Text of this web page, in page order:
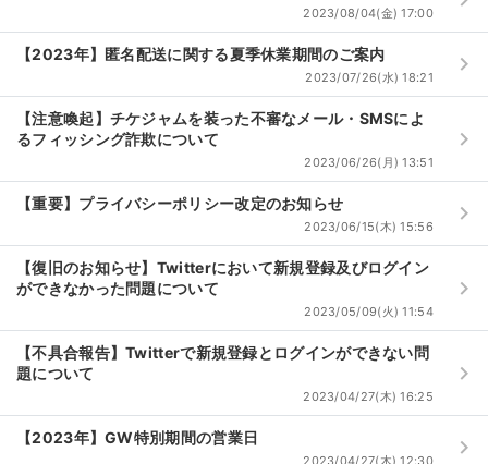
2023/08/04(金) 17:00
【2023年】匿名配送に関する夏季休業期間のご案内
2023/07/26(水) 18:21 keyboard_arrow_right
【注意喚起】チケジャムを装った不審なメール・SMSによ
るフィッシング詐欺について
2023/06/26(月) 13:51
keyboard_arrow_right
【重要】プライバシーポリシー改定のお知らせ
2023/06/15(木) 15:56 keyboard_arrow_right
【復旧のお知らせ】Twitterにおいて新規登録及びログイン
ができなかった問題について
2023/05/09(火) 11:54
keyboard_arrow_right
【不具合報告】Twitterで新規登録とログインができない問
題について
2023/04/27(木) 16:25
keyboard_arrow_right
【2023年】GW特別期間の営業日 keyboard_arrow_right